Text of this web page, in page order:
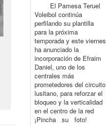
El Pamesa Teruel
Voleibol continúa
perfilando su plantilla
para la próxima
temporada y este viernes
ha anunciado la
incorporación de Efraim
Daniel, uno de los
centrales más
prometedores del circuito
lusitano, para reforzar el
bloqueo y la verticalidad
en el centro de la red
¡Pincha su foto!